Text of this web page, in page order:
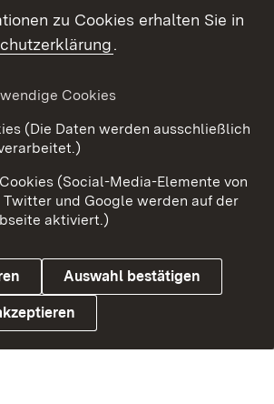
Cookies
zu Cookies erhalten Sie in
.
Cookies
(Die Daten werden ausschließlich
(Social-Media-Elemente von
Twitter und Google werden auf der
aktiviert.)
Auswahl bestätigen